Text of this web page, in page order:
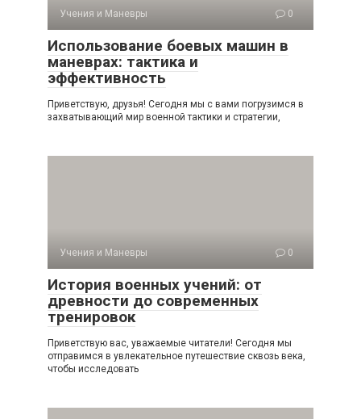
Учения и Маневры 0
Использование боевых машин в
маневрах: тактика и
эффективность
Приветствую, друзья! Сегодня мы с вами погрузимся в
захватывающий мир военной тактики и стратегии,
Учения и Маневры 0
История военных учений: от
древности до современных
тренировок
Приветствую вас, уважаемые читатели! Сегодня мы
отправимся в увлекательное путешествие сквозь века,
чтобы исследовать